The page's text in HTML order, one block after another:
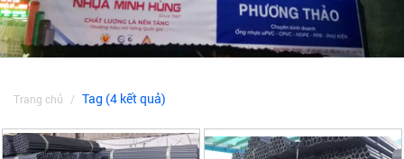
Trang chủ Tag (4 kết quả)